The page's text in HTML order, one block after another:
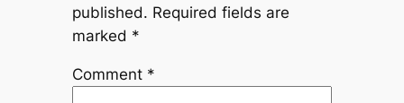
published. Required fields are
marked *
Comment *